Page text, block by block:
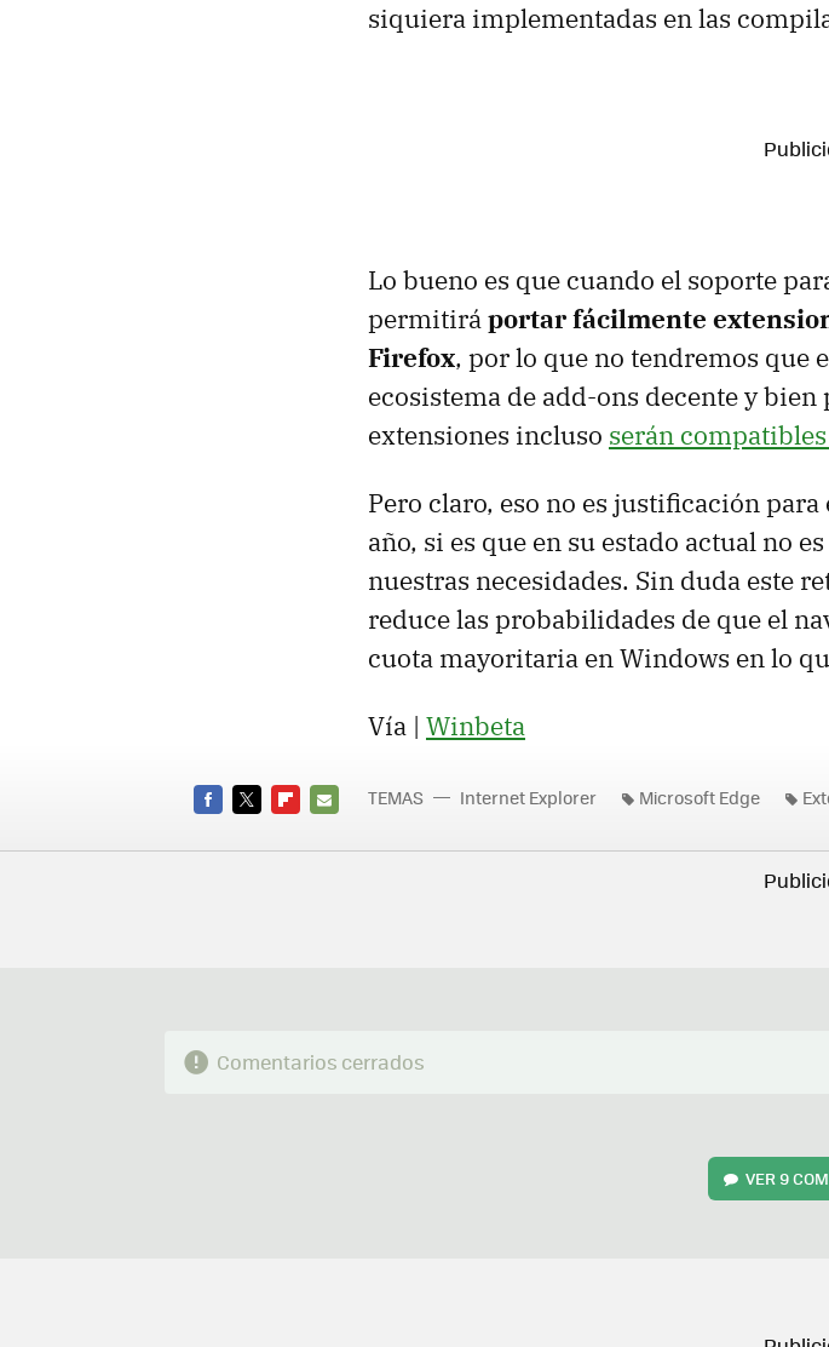
siquiera implementadas en las
Lo bueno es que cuando el soporte
permitiráportar fácilmente
Firefox, por lo que no tendremos que
ecosistema de add-ons decente y bien
extensiones incluso serán
Pero claro, eso no es justificación
año, si es que en su estado actual no
nuestras necesidades. Sin duda este
reduce las probabilidades de que el
cuota mayoritaria en Windows en lo
Vía | Winbeta
MAIL
TEMAS Internet Explorer Microsoft Edge
Comentarios cerrados
VER 9